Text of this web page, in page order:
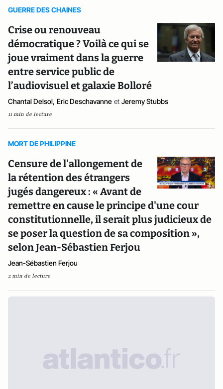
GUERRE DES CHAINES
Crise ou renouveau
démocratique ? Voilà ce qui se
joue vraiment dans la guerre
entre service public de
l’audiovisuel et galaxie Bolloré
Chantal Delsol, Eric Deschavanne et Jeremy Stubbs
11 min de lecture
MORT DE PHILIPPINE
Censure de l'allongement de
la rétention des étrangers
jugés dangereux : « Avant de
remettre en cause le principe d'une cour
constitutionnelle, il serait plus judicieux de
se poser la question de sa composition »,
selon Jean-Sébastien Ferjou
Jean-Sébastien Ferjou
2 min de lecture